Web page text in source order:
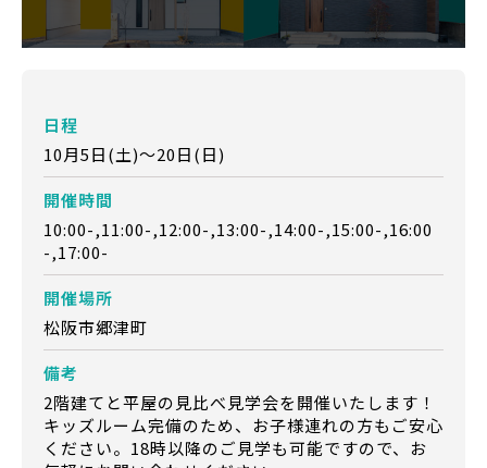
日程
10月5日(土)～20日(日)
開催時間
10:00-,11:00-,12:00-,13:00-,14:00-,15:00-,16:00
-,17:00-
開催場所
松阪市郷津町
備考
2階建てと平屋の見比べ見学会を開催いたします！
キッズルーム完備のため、お子様連れの方もご安心
ください。18時以降のご見学も可能ですので、お